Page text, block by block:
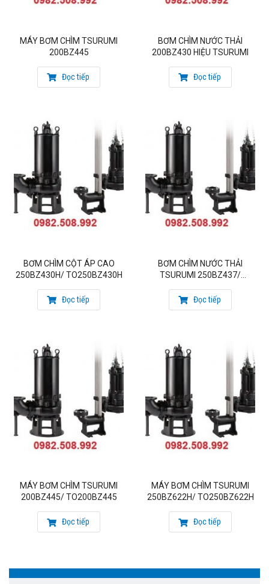
MÁY BƠM CHÌM TSURUMI
200BZ445
Đọc tiếp
BƠM CHÌM NƯỚC THẢI
200BZ430 HIỆU TSURUMI
Đọc tiếp
BƠM CHÌM CỘT ÁP CAO
250BZ430H/ TO250BZ430H
Đọc tiếp
BƠM CHÌM NƯỚC THẢI
TSURUMI 250BZ437/
Đọc tiếp
MÁY BƠM CHÌM TSURUMI
200BZ445/ TO200BZ445
Đọc tiếp
MÁY BƠM CHÌM TSURUMI
250BZ622H/ TO250BZ622H
Đọc tiếp